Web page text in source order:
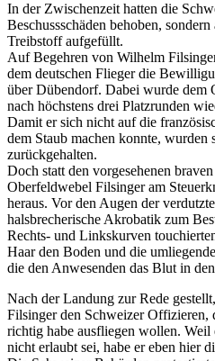
In der Zwischenzeit hatten die
Beschussschäden behoben,
Treibstoff aufgefüllt.
Auf Begehren von Wilhelm
dem deutschen Flieger die
über Dübendorf. Dabei wurde dem
nach höchstens drei Platzrunden
Damit er sich nicht auf die
dem Staub machen konnte, wurden
zurückgehalten.
Doch statt den vorgesehenen
Oberfeldwebel Filsinger am
heraus. Vor den Augen der
halsbrecherische Akrobatik zum
Rechts- und Linkskurven
Haar den Boden und die
die den Anwesenden das Blut in
Nach der Landung zur Rede
Filsinger den Schweizer Offizieren,
richtig habe ausfliegen wollen.
nicht erlaubt sei, habe er eben hier